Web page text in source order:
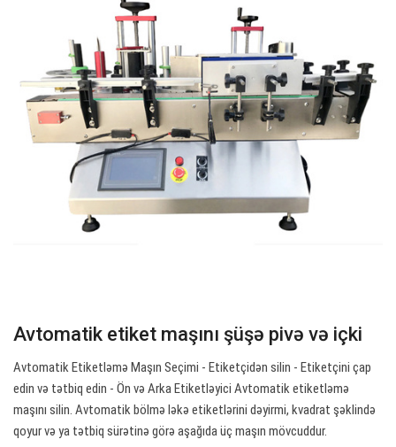
Avtomatik etiket maşını şüşə pivə və içki
Avtomatik Etiketləmə Maşın Seçimi - Etiketçidən silin - Etiketçini çap
edin və tətbiq edin - Ön və Arka Etiketləyici Avtomatik etiketləmə
maşını silin. Avtomatik bölmə ləkə etiketlərini dəyirmi, kvadrat şəklində
qoyur və ya tətbiq sürətinə görə aşağıda üç maşın mövcuddur.